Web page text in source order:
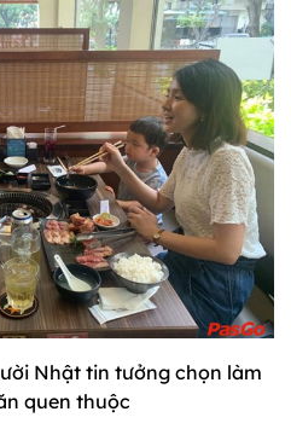
Nhật tin tưởng chọn làm
quen thuộc